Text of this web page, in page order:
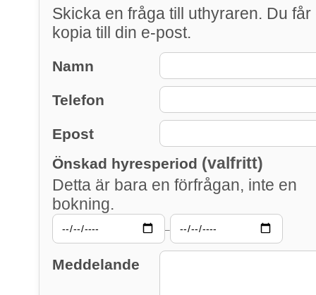
Skicka en fråga till uthyraren. Du får
kopia till din e-post.
Namn
Telefon
Epost
Önskad hyresperiod (valfritt)
Detta är bara en förfrågan, inte en
bokning.
–
Meddelande